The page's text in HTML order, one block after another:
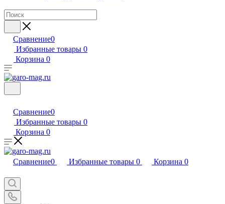
Сравнение0
Избранные товары 0
Корзина 0
Сравнение0
Избранные товары 0
Корзина 0
Сравнение0 Избранные товары 0 Корзина 0